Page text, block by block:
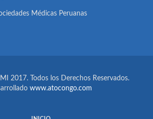
Médicas Peruanas
2017. Todos los Derechos Reservados.
www.atocongo.com